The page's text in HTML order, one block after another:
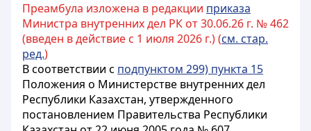
Преамбула изложена в редакции приказа
Министра внутренних дел РК от 30.06.26 г. № 462
(введен в действие с 1 июля 2026 г.) (см. стар.
ред.)
В соответствии с подпунктом 299) пункта 15
Положения о Министерстве внутренних дел
Республики Казахстан, утвержденного
постановлением Правительства Республики